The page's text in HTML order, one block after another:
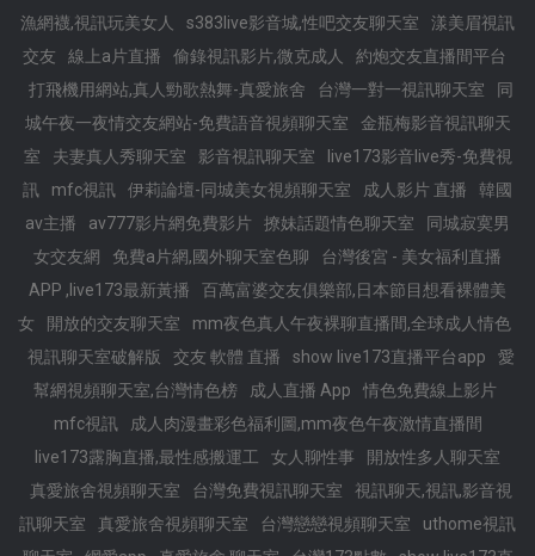
漁網襪,視訊玩美女人
s383live影音城,性吧交友聊天室
漾美眉視訊
交友
線上a片直播 偷錄視訊影片,微克成人
約炮交友直播間平台
打飛機用網站,真人勁歌熱舞-真愛旅舍
台灣一對一視訊聊天室
同
城午夜一夜情交友網站-免費語音視頻聊天室
金瓶梅影音視訊聊天
室
夫妻真人秀聊天室 影音視訊聊天室
live173影音live秀-免費視
訊
mfc視訊 伊莉論壇-同城美女視頻聊天室 成人影片 直播
韓國
av主播
av777影片網免費影片 撩妹話題情色聊天室
同城寂寞男
女交友網
免費a片網,國外聊天室色聊
台灣後宮 - 美女福利直播
APP ,live173最新黃播
百萬富婆交友俱樂部,日本節目想看裸體美
女
開放的交友聊天室
mm夜色真人午夜裸聊直播間,全球成人情色
視訊聊天室破解版
交友 軟體 直播 show live173直播平台app
愛
幫網視頻聊天室,台灣情色榜
成人直播 App
情色免費線上影片
mfc視訊
成人肉漫畫彩色福利圖,mm夜色午夜激情直播間
live173露胸直播,最性感搬運工
女人聊性事
開放性多人聊天室
真愛旅舍視頻聊天室
台灣免費視訊聊天室
視訊聊天,視訊,影音視
訊聊天室
真愛旅舍視頻聊天室 台灣戀戀視頻聊天室
uthome視訊